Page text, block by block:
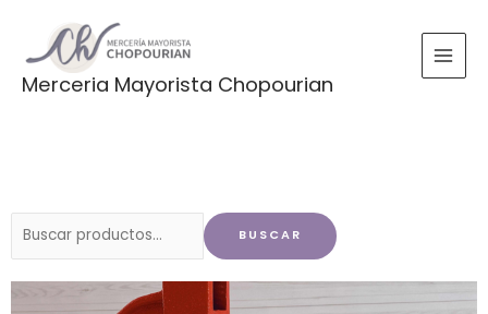
contenido
Merceria Mayorista Chopourian
Buscar
BUSCAR